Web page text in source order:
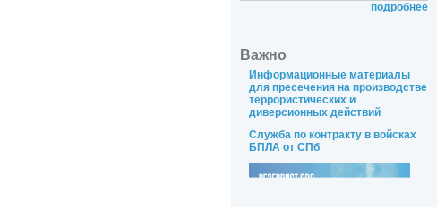
подробнее
Важно
Информационные материалы
для пресечения на производстве
террористических и
диверсионных действий
Служба по контракту в войсках
БПЛА от СПб